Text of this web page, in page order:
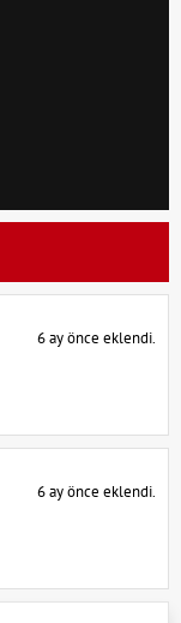
6 ay önce eklendi.
6 ay önce eklendi.